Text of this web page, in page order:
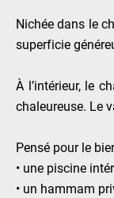
Nichée dans le
superficie
À l’intérieur, le
chaleureuse. Le
Pensé pour le
• une piscine
• un hammam